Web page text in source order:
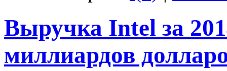
Выручка Intel за
миллиардов